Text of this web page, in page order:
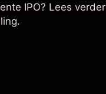
IPO? Lees verder